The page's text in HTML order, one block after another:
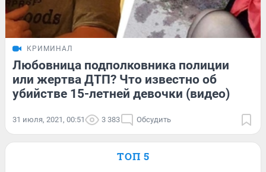
КРИМИНАЛ
Любовница подполковника полиции
или жертва ДТП? Что известно об
убийстве 15-летней девочки (видео)
31 июля, 2021, 00:51 3 383 Обсудить
ТОП 5